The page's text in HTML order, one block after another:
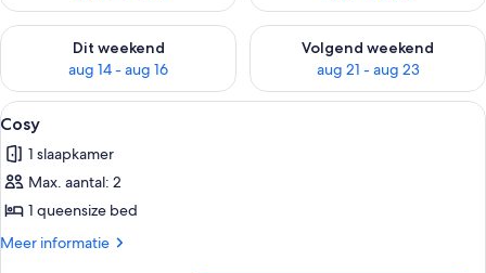
Dit weekend
aug 14 - aug 16
De beschikbaarheid controleren voor dit weekend aug 14 -
Volgend weekend
aug 21 - aug 23
De beschikbaarheid
Alle
foto's
voor
Cosy
laden
Een moderne hotelkamer met een
10
Cosy
1 slaapkamer
Max. aantal: 2
1 queensize bed
Meer informatie
Meer